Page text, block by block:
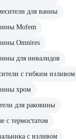
для ванны
Mofem
Omnires
для инвалидов
с гибким изливом
хром
для раковины
с термостатом
с изливом